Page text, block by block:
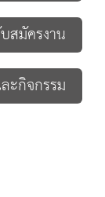
สมัครงาน
ะกิจกรรม